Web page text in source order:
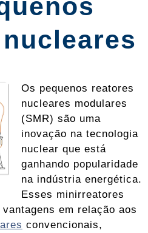
Os pequenos reatores
nucleares modulares
(SMR) são uma
inovação na tecnologia
nuclear que está
ganhando popularidade
na indústria energética.
Esses minirreatores
em relação aos
convencionais,